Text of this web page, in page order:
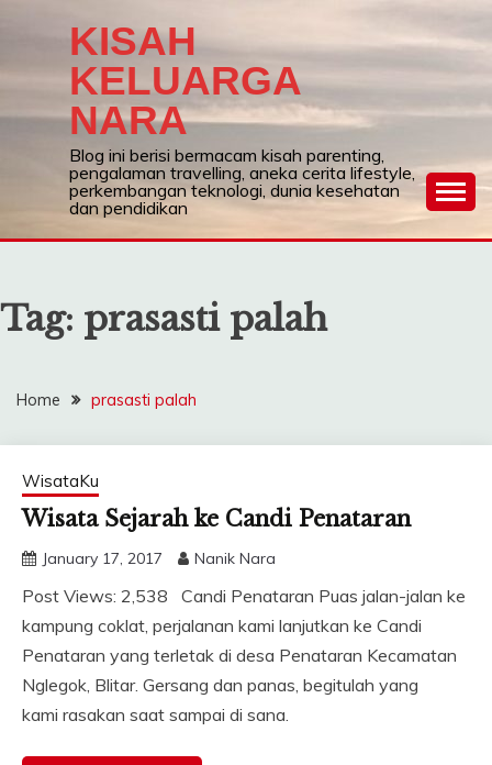
KISAH
KELUARGA
NARA
Blog ini berisi bermacam kisah parenting,
pengalaman travelling, aneka cerita lifestyle,
perkembangan teknologi, dunia kesehatan
dan pendidikan
Tag: prasasti palah
Home prasasti palah
WisataKu
Wisata Sejarah ke Candi Penataran
January 17, 2017 Nanik Nara
Post Views: 2,538 Candi Penataran Puas jalan-jalan ke
kampung coklat, perjalanan kami lanjutkan ke Candi
Penataran yang terletak di desa Penataran Kecamatan
Nglegok, Blitar. Gersang dan panas, begitulah yang
kami rasakan saat sampai di sana.